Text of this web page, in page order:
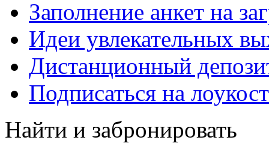
Заполнение анкет на
Идеи увлекательных
Дистанционный
Подписаться на
Найти и забронировать